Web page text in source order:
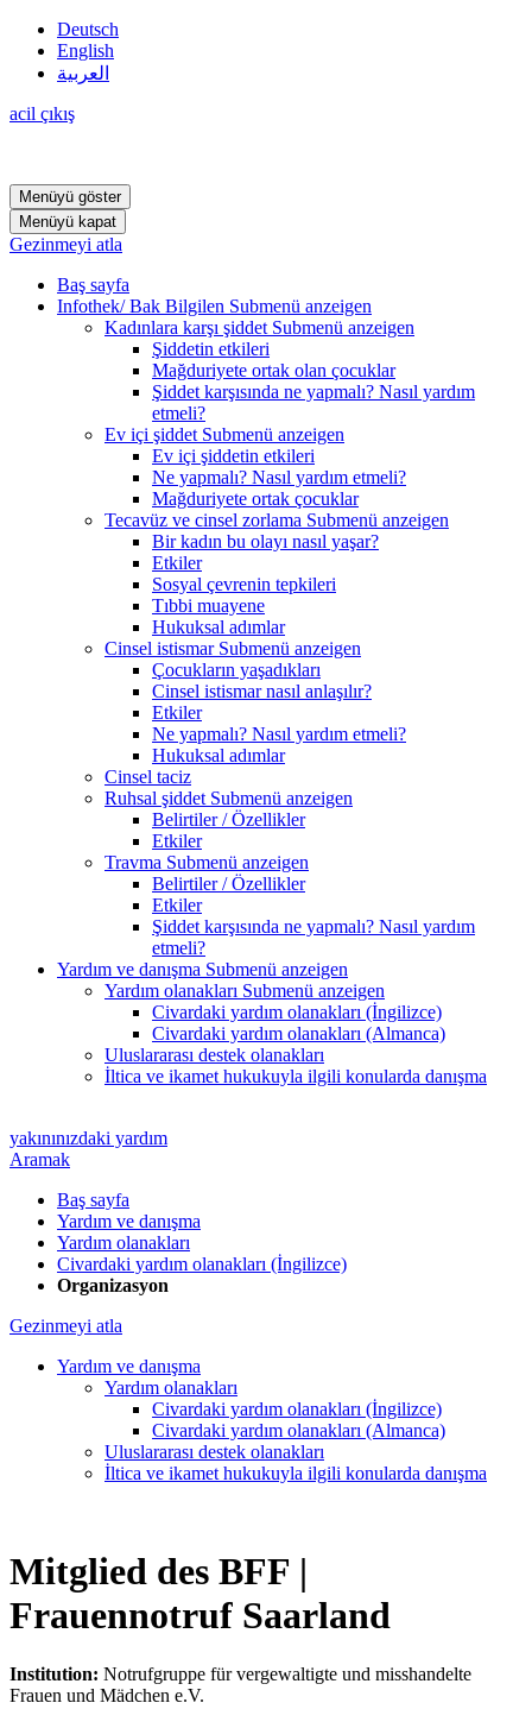
Deutsch
English
العربية
acil çıkış
Menüyü göster
Menüyü kapat
Gezinmeyi atla
Baş sayfa
Infothek/ Bak Bilgilen Submenü anzeigen
Kadınlara karşı şiddet Submenü anzeigen
Şiddetin etkileri
Mağduriyete ortak olan çocuklar
Şiddet karşısında ne yapmalı? Nasıl yardım
etmeli?
Ev içi şiddet Submenü anzeigen
Ev içi şiddetin etkileri
Ne yapmalı? Nasıl yardım etmeli?
Mağduriyete ortak çocuklar
Tecavüz ve cinsel zorlama Submenü anzeigen
Bir kadın bu olayı nasıl yaşar?
Etkiler
Sosyal çevrenin tepkileri
Tıbbi muayene
Hukuksal adımlar
Cinsel istismar Submenü anzeigen
Çocukların yaşadıkları
Cinsel istismar nasıl anlaşılır?
Etkiler
Ne yapmalı? Nasıl yardım etmeli?
Hukuksal adımlar
Cinsel taciz
Ruhsal şiddet Submenü anzeigen
Belirtiler / Özellikler
Etkiler
Travma Submenü anzeigen
Belirtiler / Özellikler
Etkiler
Şiddet karşısında ne yapmalı? Nasıl yardım
etmeli?
Yardım ve danışma Submenü anzeigen
Yardım olanakları Submenü anzeigen
Civardaki yardım olanakları (İngilizce)
Civardaki yardım olanakları (Almanca)
Uluslararası destek olanakları
İltica ve ikamet hukukuyla ilgili konularda danışma
yakınınızdaki yardım
Aramak
Baş sayfa
Yardım ve danışma
Yardım olanakları
Civardaki yardım olanakları (İngilizce)
Organizasyon
Gezinmeyi atla
Yardım ve danışma
Yardım olanakları
Civardaki yardım olanakları (İngilizce)
Civardaki yardım olanakları (Almanca)
Uluslararası destek olanakları
İltica ve ikamet hukukuyla ilgili konularda danışma
Mitglied des BFF |
Frauennotruf Saarland
Institution: Notrufgruppe für vergewaltigte und misshandelte
Frauen und Mädchen e.V.